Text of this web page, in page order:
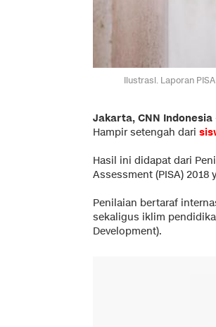
Ilustrasi. Laporan
Jakarta, CNN Indonesia
Hampir setengah dari
Hasil ini didapat dari
Assessment (PISA) 2018
Penilaian bertaraf
sekaligus iklim
Development).